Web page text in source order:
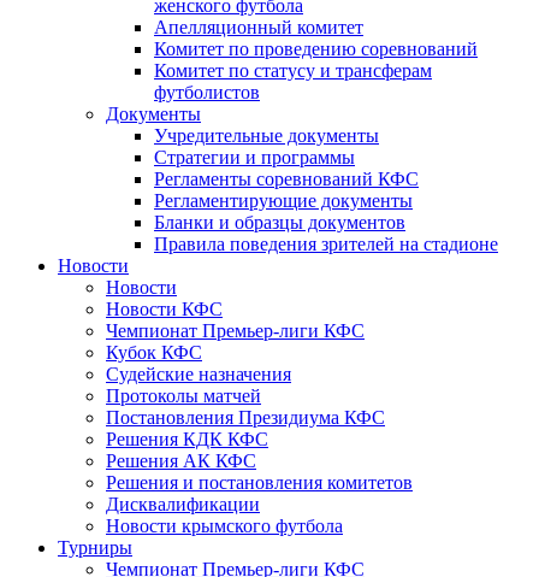
женского футбола
Апелляционный комитет
Комитет по проведению соревнований
Комитет по статусу и трансферам
футболистов
Документы
Учредительные документы
Стратегии и программы
Регламенты соревнований КФС
Регламентирующие документы
Бланки и образцы документов
Правила поведения зрителей на стадионе
Новости
Новости
Новости КФС
Чемпионат Премьер-лиги КФС
Кубок КФС
Судейские назначения
Протоколы матчей
Постановления Президиума КФС
Решения КДК КФС
Решения АК КФС
Решения и постановления комитетов
Дисквалификации
Новости крымского футбола
Турниры
Чемпионат Премьер-лиги КФС